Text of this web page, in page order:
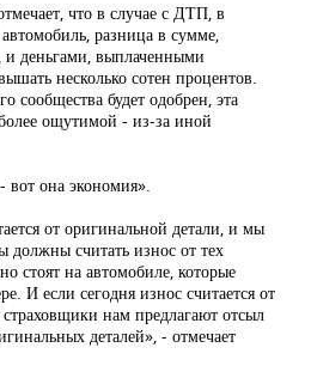
что в случае с ДТП, в
разница в сумме,
и деньгами, выплаченными
несколько сотен процентов.
сообщества будет одобрен, эта
ощутимой - из-за иной
вот она экономия».
от оригинальной детали, и мы
считать износ от тех
стоят на автомобиле, которые
И если сегодня износ считается от
нам предлагают отсыл
деталей», - отмечает